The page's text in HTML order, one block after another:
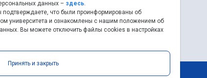
priem@ssau.ru
данных – здесь.
подтверждаете, что были проинформированы об
университета и ознакомлены с нашим положением об
Вы можете отключить файлы cookies в настройках
Принять и закрыть